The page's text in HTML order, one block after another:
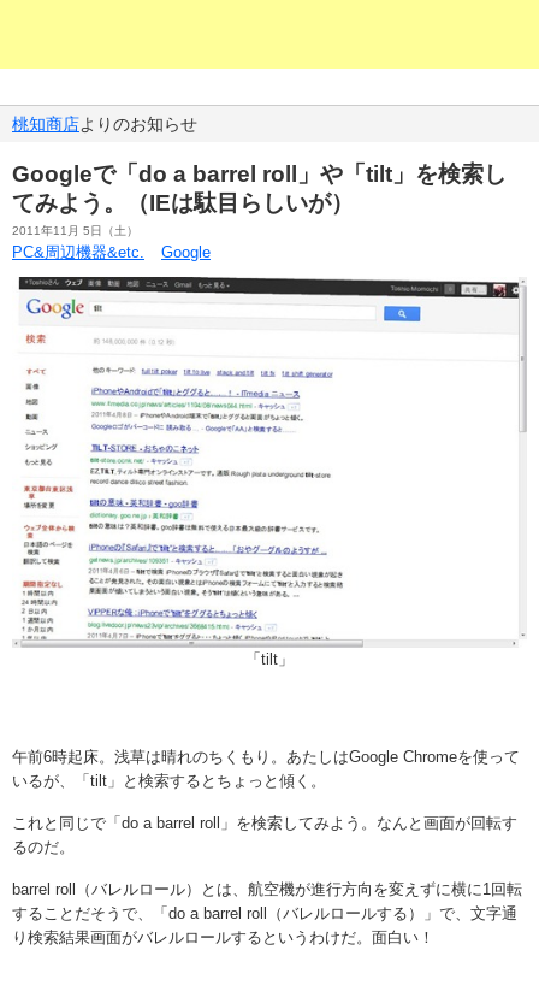
桃知商店よりのお知らせ
Googleで「do a barrel roll」や「tilt」を検索し
てみよう。（IEは駄目らしいが）
2011年11月 5日（土）
PC&周辺機器&etc. Google
「tilt」
午前6時起床。浅草は晴れのちくもり。あたしはGoogle Chromeを使って
いるが、「tilt」と検索するとちょっと傾く。
これと同じで「do a barrel roll」を検索してみよう。なんと画面が回転す
るのだ。
barrel roll（バレルロール）とは、航空機が進行方向を変えずに横に1回転
することだそうで、「do a barrel roll（バレルロールする）」で、文字通
り検索結果画面がバレルロールするというわけだ。面白い！